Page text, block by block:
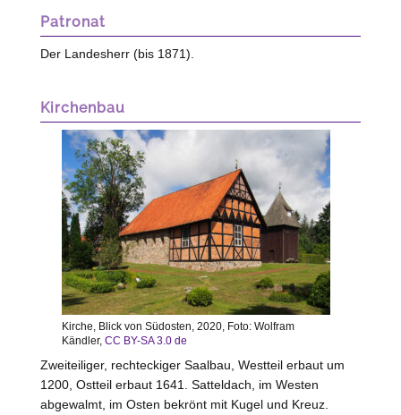
Patronat
Der Landesherr (bis 1871).
Kirchenbau
Kirche, Blick von Südosten, 2020, Foto: Wolfram
Kändler, CC BY-SA 3.0 de
Zweiteiliger, rechteckiger Saalbau, Westteil erbaut um
1200, Ostteil erbaut 1641. Satteldach, im Westen
abgewalmt, im Osten bekrönt mit Kugel und Kreuz.